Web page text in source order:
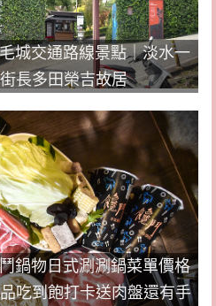
城交通路線景點｜淡水一
長多田榮吉故居
鍋物日式涮涮鍋菜單價格
吃到飽打卡送肉盤還有手